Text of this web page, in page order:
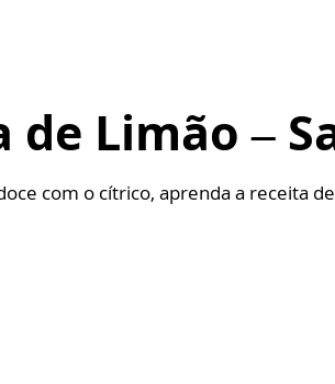
Limão –
com o cítrico, aprenda a receita